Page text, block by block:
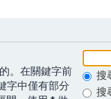
。在關鍵字前
字中僅有部分
搜
搜